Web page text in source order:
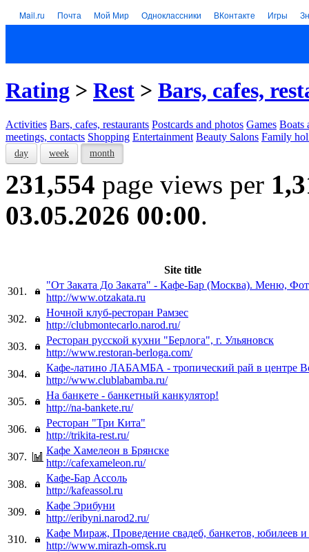
Mail.ru Почта Мой Мир Одноклассники ВКонтакте Игры
Rating > Rest > Bars, cafes,
Activities Bars, cafes, restaurants Postcards and photos Games Boats
meetings, contacts Shopping Entertainment Beauty Salons Family
day week month
231,554 page views per
03.05.2026 00:00.
Site title
301.
"От Заката До Заката" - Кафе-Бар (Москва). Меню,
http://www.otzakata.ru
302.
Ночной клуб-ресторан Рамзес
http://clubmontecarlo.narod.ru/
303.
Ресторан русской кухни "Берлога", г. Ульяновск
http://www.restoran-berloga.com/
304.
Кафе-латино ЛАБАМБА - тропический рай в центре
http://www.clublabamba.ru/
305.
На банкете - банкетный канкулятор!
http://na-bankete.ru/
306.
Ресторан "Три Кита"
http://trikita-rest.ru/
307.
Кафе Хамелеон в Брянске
http://cafexameleon.ru/
308.
Кафе-Бар Ассоль
http://kafeassol.ru
309.
Кафе Эрибуни
http://eribyni.narod2.ru/
310.
Кафе Мираж, Проведение свадеб, банкетов, юбилеев и
http://www.mirazh-omsk.ru